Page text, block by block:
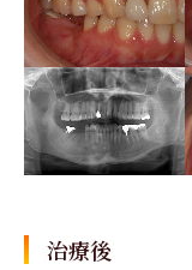
治療後